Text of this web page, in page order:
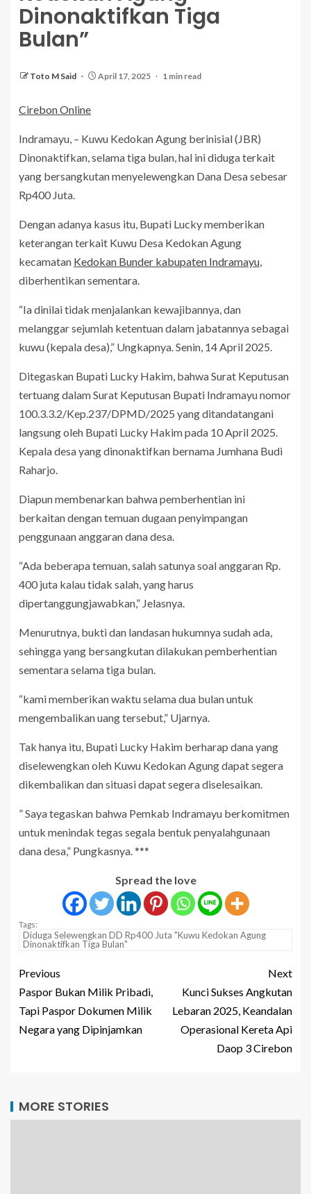
Dinonaktifkan Tiga
Bulan”
Toto M Said April 17, 2025 1 min read
Cirebon Online
Indramayu, – Kuwu Kedokan Agung berinisial (JBR)
Dinonaktifkan, selama tiga bulan, hal ini diduga terkait
yang bersangkutan menyelewengkan Dana Desa sebesar
Rp400 Juta.
Dengan adanya kasus itu, Bupati Lucky memberikan
keterangan terkait Kuwu Desa Kedokan Agung
kecamatan Kedokan Bunder kabupaten Indramayu,
diberhentikan sementara.
“Ia dinilai tidak menjalankan kewajibannya, dan
melanggar sejumlah ketentuan dalam jabatannya sebagai
kuwu (kepala desa),” Ungkapnya. Senin, 14 April 2025.
Ditegaskan Bupati Lucky Hakim, bahwa Surat Keputusan
tertuang dalam Surat Keputusan Bupati Indramayu nomor
100.3.3.2/Kep.237/DPMD/2025 yang ditandatangani
langsung oleh Bupati Lucky Hakim pada 10 April 2025.
Kepala desa yang dinonaktifkan bernama Jumhana Budi
Raharjo.
Diapun membenarkan bahwa pemberhentian ini
berkaitan dengan temuan dugaan penyimpangan
penggunaan anggaran dana desa.
“Ada beberapa temuan, salah satunya soal anggaran Rp.
400 juta kalau tidak salah, yang harus
dipertanggungjawabkan,” Jelasnya.
Menurutnya, bukti dan landasan hukumnya sudah ada,
sehingga yang bersangkutan dilakukan pemberhentian
sementara selama tiga bulan.
“kami memberikan waktu selama dua bulan untuk
mengembalikan uang tersebut,” Ujarnya.
Tak hanya itu, Bupati Lucky Hakim berharap dana yang
diselewengkan oleh Kuwu Kedokan Agung dapat segera
dikembalikan dan situasi dapat segera diselesaikan.
” Saya tegaskan bahwa Pemkab Indramayu berkomitmen
untuk menindak tegas segala bentuk penyalahgunaan
dana desa,” Pungkasnya. ***
Spread the love
Tags:
Diduga Selewengkan DD Rp400 Juta "Kuwu Kedokan Agung
Dinonaktifkan Tiga Bulan"
Previous
Paspor Bukan Milik Pribadi,
Tapi Paspor Dokumen Milik
Negara yang Dipinjamkan
Next
Kunci Sukses Angkutan
Lebaran 2025, Keandalan
Operasional Kereta Api
Daop 3 Cirebon
MORE STORIES